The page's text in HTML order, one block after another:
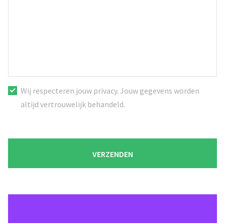
S
e
t
j
Wij respecteren jouw privacy. Jouw gegevens worden
altijd vertrouwelijk behandeld.
VERZENDEN